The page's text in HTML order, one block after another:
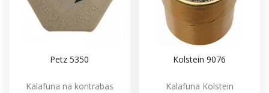
Petz 5350
Kalafuna na kontrabas
Kolstein 9076
Kalafuna Kolstein